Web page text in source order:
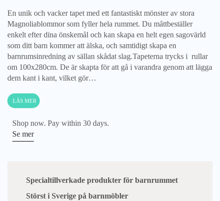
En unik och vacker tapet med ett fantastiskt mönster av stora
Magnoliablommor som fyller hela rummet. Du måttbeställer
enkelt efter dina önskemål och kan skapa en helt egen sagovärld
som ditt barn kommer att älska, och samtidigt skapa en
barnrumsinredning av sällan skådat slag.Tapeterna trycks i rullar
om 100x280cm. De är skapta för att gå i varandra genom att lägga
dem kant i kant, vilket gör…
LÄS MER
Shop now. Pay within 30 days.
Se mer
Specialtillverkade produkter för barnrummet
Störst i Sverige på barnmöbler